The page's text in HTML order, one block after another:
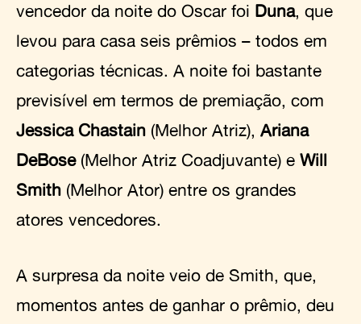
vencedor da noite do Oscar foi Duna, que
levou para casa seis prêmios – todos em
categorias técnicas. A noite foi bastante
previsível em termos de premiação, com
Jessica Chastain (Melhor Atriz), Ariana
DeBose(Melhor Atriz Coadjuvante) e Will
Smith (Melhor Ator) entre os grandes
atores vencedores.
A surpresa da noite veio de Smith, que,
momentos antes de ganhar o prêmio, deu